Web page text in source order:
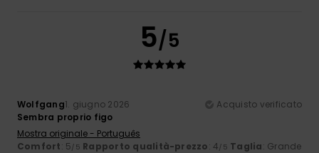
5/5
Wolfgang1. giugno 2026
Acquisto verificato
Sembra proprio figo
Mostra originale - Português
Comfort: 5/5 Rapporto qualità-prezzo: 4/5 Taglia: Grande